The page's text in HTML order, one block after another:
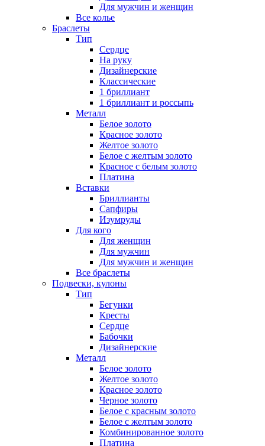
Для мужчин и женщин
Все колье
Браслеты
Тип
Сердце
На руку
Дизайнерские
Классические
1 бриллиант
1 бриллиант и россыпь
Металл
Белое золото
Красное золото
Желтое золото
Белое с желтым золото
Красное с белым золото
Платина
Вставки
Бриллианты
Сапфиры
Изумруды
Для кого
Для женщин
Для мужчин
Для мужчин и женщин
Все браслеты
Подвески, кулоны
Тип
Бегунки
Кресты
Сердце
Бабочки
Дизайнерские
Металл
Белое золото
Желтое золото
Красное золото
Черное золото
Белое с красным золото
Белое с желтым золото
Комбинированное золото
Платина